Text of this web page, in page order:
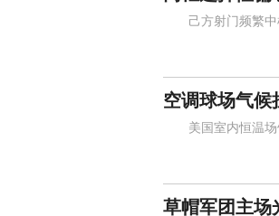
己方射门频繁中柱
空调球场气候
美国室内恒温场
草帽军团主场